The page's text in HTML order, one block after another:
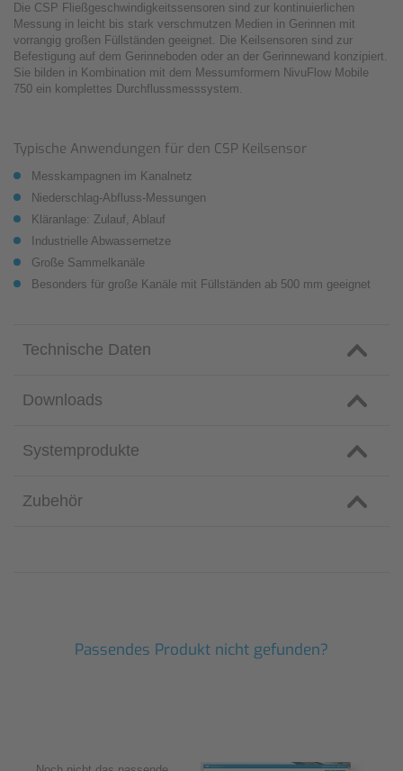
Die CSP Fließgeschwindigkeitssensoren sind zur kontinuierlichen
Messung in leicht bis stark verschmutzen Medien in Gerinnen mit
vorrangig großen Füllständen geeignet. Die Keilsensoren sind zur
Befestigung auf dem Gerinneboden oder an der Gerinnewand konzipiert.
Sie bilden in Kombination mit dem Messumformern NivuFlow Mobile
750 ein komplettes Durchflussmesssystem.
Typische Anwendungen für den CSP Keilsensor
Messkampagnen im Kanalnetz
Niederschlag-Abfluss-Messungen
Kläranlage: Zulauf, Ablauf
Industrielle Abwassernetze
Große Sammelkanäle
Besonders für große Kanäle mit Füllständen ab 500 mm geeignet
Technische Daten
Downloads
Systemprodukte
Zubehör
Passendes Produkt nicht gefunden?